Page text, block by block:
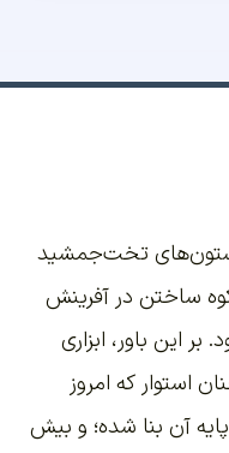
۱۳۹۴ در سایه ستون‌های تخت‌جمشید
ساختن در آفرینش
این باور، ابزاری
استوار که امروز
بر پایه آن بنا شده؛ و بیش